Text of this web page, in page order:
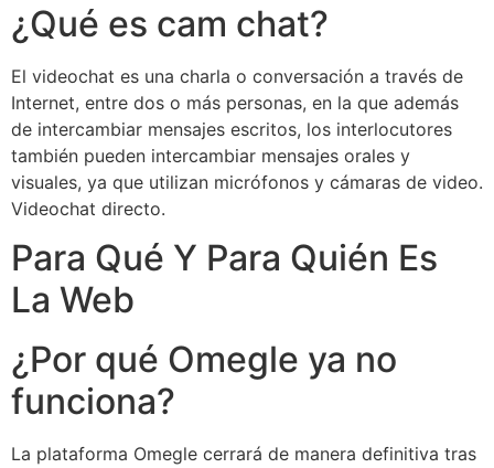
¿Qué es cam chat?
El videochat es una charla o conversación a través de
Internet, entre dos o más personas, en la que además
de intercambiar mensajes escritos, los interlocutores
también pueden intercambiar mensajes orales y
visuales, ya que utilizan micrófonos y cámaras de video.
Videochat directo.
Para Qué Y Para Quién Es
La Web
¿Por qué Omegle ya no
funciona?
La plataforma Omegle cerrará de manera definitiva tras